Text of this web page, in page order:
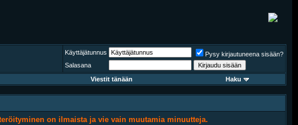
Käyttäjätunnus
Pysy kirjautuneena sisään?
Salasana
Viestit tänään Haku
on ilmaista ja vie vain muutamia minuutteja.